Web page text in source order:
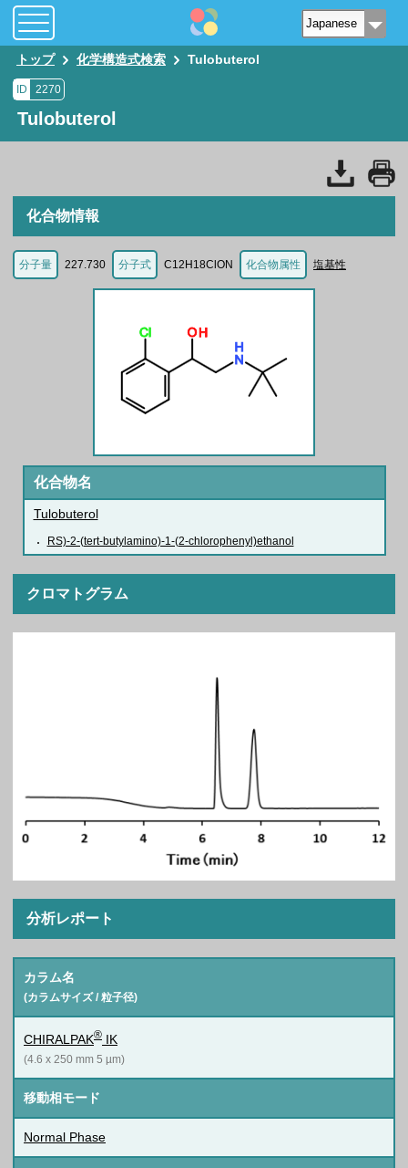
トップ 化学構造式検索 Tulobuterol
ID 2270
Tulobuterol
化合物情報
分子量 227.730 分子式 C12H18ClON 化合物属性 塩基性
化合物名
Tulobuterol
RS)-2-(tert-butylamino)-1-(2-chlorophenyl)ethanol
クロマトグラム
分析レポート
カラム名
(カラムサイズ / 粒子径)
CHIRALPAK® IK
(4.6 x 250 mm 5 µm)
移動相モード
Normal Phase